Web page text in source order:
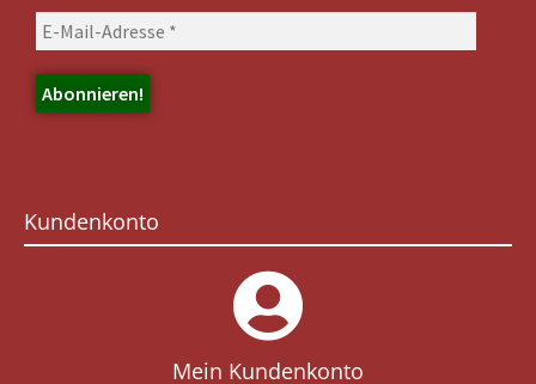
Kundenkonto
Mein Kundenkonto